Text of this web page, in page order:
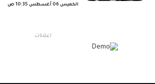
الخميس 06 أغسطس 10:35 ص
اعلانات